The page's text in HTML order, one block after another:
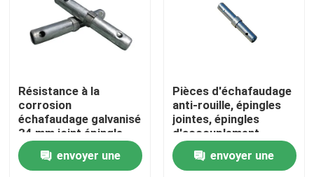
Ring Lock Scaffolding Parts
Échafaudage Jack Base
Tête de l'échafaudage U
Résistance à la
corrosion
échafaudage galvanisé
34 mm joint épingle
envoyer une
Pièces d'échafaudage
anti-rouille, épingles
jointes, épingles
d'accouplement,
échafaudage à cadre
envoyer une